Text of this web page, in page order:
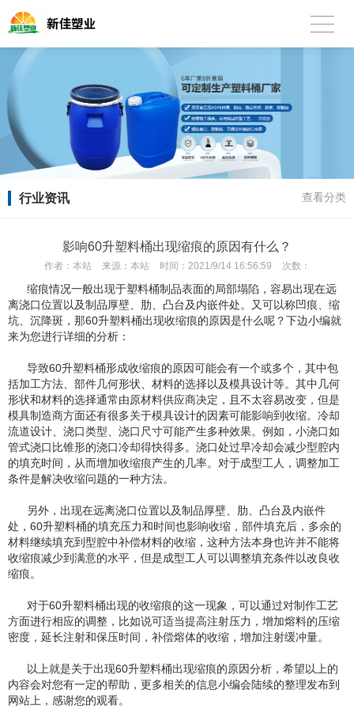
行业资讯 查看分类
影响60升塑料桶出现缩痕的原因有什么？
作者： 本站 来源： 本站 时间： 2021/9/14 16:56:59 次数：
缩痕情况一般出现于塑料桶制品表面的局部塌陷，容易出现在远
离浇口位置以及制品厚壁、肋、凸台及内嵌件处。又可以称凹痕、缩
坑、沉降斑，那60升塑料桶出现收缩痕的原因是什么呢？下边小编就
来为您进行详细的分析：
导致60升塑料桶形成收缩痕的原因可能会有一个或多个，其中包
括加工方法、部件几何形状、材料的选择以及模具设计等。其中几何
形状和材料的选择通常由原材料供应商决定，且不太容易改变，但是
模具制造商方面还有很多关于模具设计的因素可能影响到收缩。冷却
流道设计、浇口类型、浇口尺寸可能产生多种效果。例如，小浇口如
管式浇口比锥形的浇口冷却得快得多。浇口处过早冷却会减少型腔内
的填充时间，从而增加收缩痕产生的几率。对于成型工人，调整加工
条件是解决收缩问题的一种方法。
另外，出现在远离浇口位置以及制品厚壁、肋、凸台及内嵌件
处，60升塑料桶的填充压力和时间也影响收缩，部件填充后，多余的
材料继续填充到型腔中补偿材料的收缩，这种方法本身也许并不能将
收缩痕减少到满意的水平，但是成型工人可以调整填充条件以改良收
缩痕。
对于60升塑料桶出现的收缩痕的这一现象，可以通过对制作工艺
方面进行相应的调整，比如说可适当提高注射压力，增加熔料的压缩
密度，延长注射和保压时间，补偿熔体的收缩，增加注射缓冲量。
以上就是关于出现60升塑料桶出现缩痕的原因分析，希望以上的
内容会对您有一定的帮助，更多相关的信息小编会陆续的整理发布到
网站上，感谢您的观看。